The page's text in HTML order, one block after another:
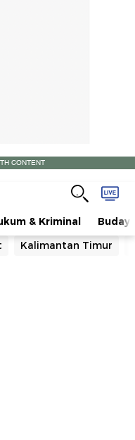
CONTENT
& Kriminal
Kalimantan Timur